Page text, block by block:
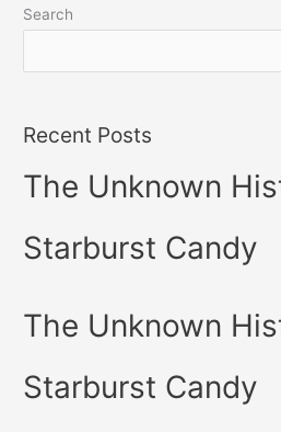
Search
Recent Posts
The Unknown
Starburst Candy
The Unknown
Starburst Candy